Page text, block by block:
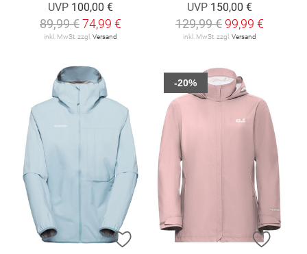
UVP 100,00 €
89,99 €74,99 €
inkl. MwSt. zzgl.Versand
UVP 150,00 €
129,99 € 99,99 €
inkl. MwSt. zzgl.Versand
ZUR WUNSCHLISTE HINZUFÜGEN
ZUR
-20%